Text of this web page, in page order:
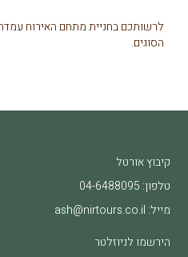
לרשותכם בחניית מתחם האירוח
הסוגים.
קיבוץ אורטל
טלפון: 04-6488095
מייל: ash@nirtours.co.il
הירשמו לניוזלטר